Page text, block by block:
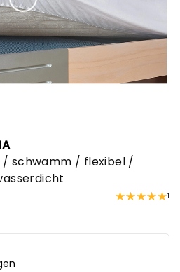
/ schwamm / flexibel /
1